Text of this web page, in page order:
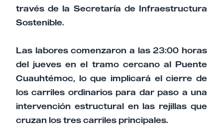
través de la Secretaría de Infraestructura
Sostenible.
Las labores comenzaron a las 23:00 horas
del jueves en el tramo cercano al Puente
Cuauhtémoc, lo que implicará el cierre de
los carriles ordinarios para dar paso a una
intervención estructural en las rejillas que
cruzan los tres carriles principales.